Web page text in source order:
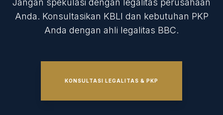
Jangan spekulasi dengan legalitas perusahaan
Anda. Konsultasikan KBLI dan kebutuhan PKP
Anda dengan ahli legalitas BBC.
KONSULTASI LEGALITAS & PKP